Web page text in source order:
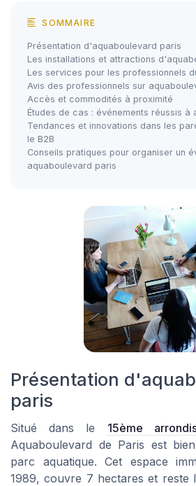
SOMMAIRE
Présentation d'aquaboulevard paris
Les installations et attractions
Les services pour les professionnels
Avis des professionnels sur
Accès et commodités à proximité
Études de cas : événements réussis à
Tendances et innovations dans les
le B2B
Conseils pratiques pour organiser un
aquaboulevard paris
Présentation
paris
Situé dans le 15ème
Aquaboulevard de Paris est
parc aquatique. Cet espace
1989, couvre 7 hectares et reste